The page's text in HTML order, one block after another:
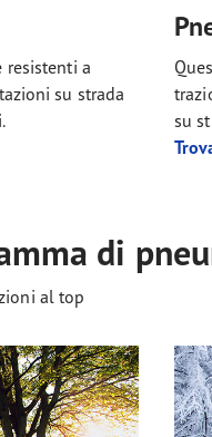
resistenti a
su strada
su
di
al top